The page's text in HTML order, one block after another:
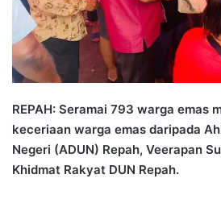
REPAH: Seramai 793 warga emas
keceriaan warga emas daripada
Negeri (ADUN) Repah, Veerapan
Khidmat Rakyat DUN Repah.